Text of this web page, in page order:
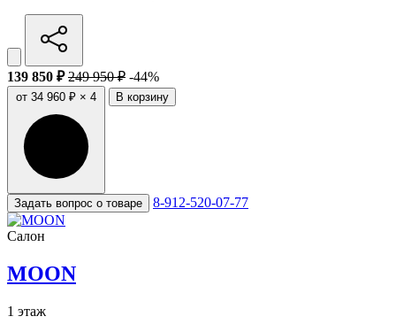
139 850 ₽ 249 950 ₽ -44%
от 34 960 ₽ × 4 В корзину
Задать вопрос о товаре 8-912-520-07-77
Салон
MOON
1 этаж